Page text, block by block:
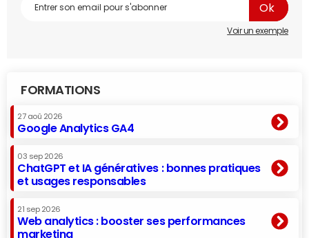
Voir un exemple
FORMATIONS
27 aoû 2026
Google Analytics GA4
03 sep 2026
ChatGPT et IA génératives : bonnes pratiques
et usages responsables
21 sep 2026
Web analytics : booster ses performances
marketing